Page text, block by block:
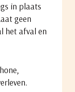
in plaats
geen
het afval en